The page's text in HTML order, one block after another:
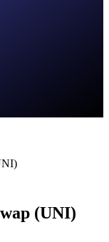
(UNI)